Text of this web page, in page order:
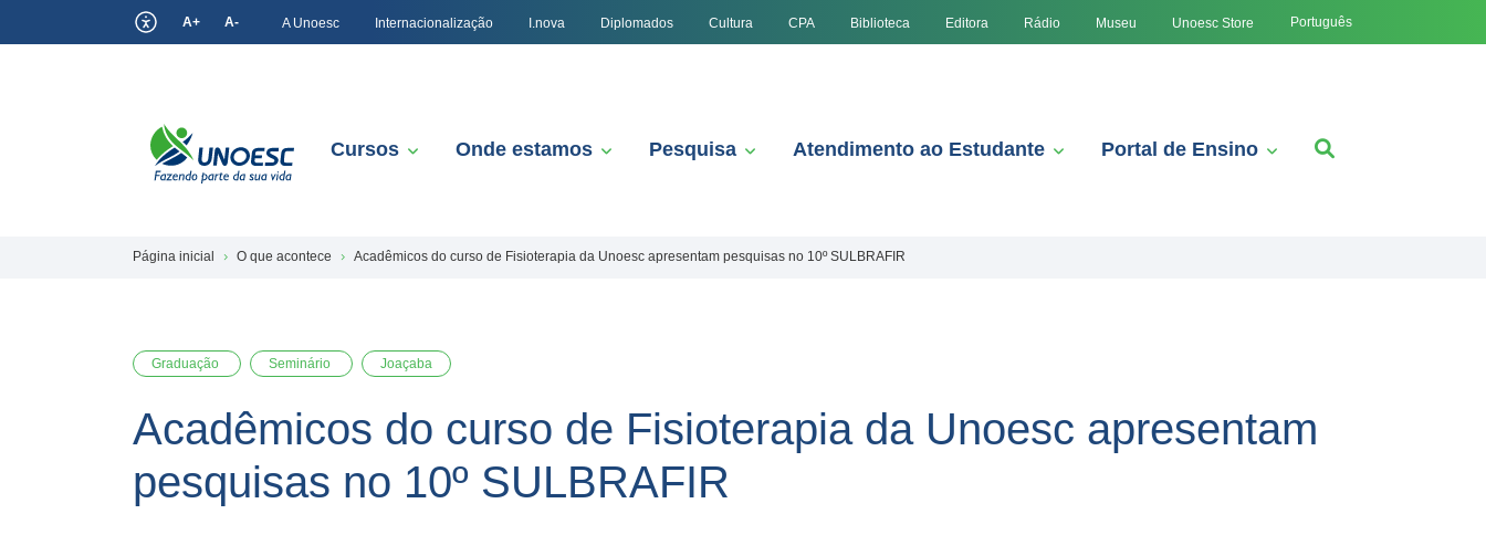
A+ A- A Unoesc Internacionalização I.nova Diplomados Cultura CPA Biblioteca Editora Rádio Museu Unoesc Store Português
Cursos Onde estamos Pesquisa Atendimento ao Estudante Portal de Ensino
Página inicial O que acontece Acadêmicos do curso de Fisioterapia da Unoesc apresentam pesquisas no 10º SULBRAFIR
Graduação Seminário Joaçaba
Acadêmicos do curso de Fisioterapia da Unoesc apresentam
pesquisas no 10º SULBRAFIR